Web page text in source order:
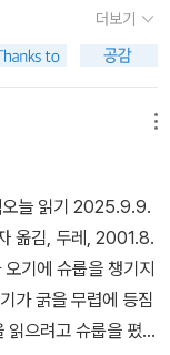
는 늘 또래가 떠넘긴
나처럼 힘없는 아
모둠에 예순 언저리
무실·계단·교장실·
나눠서 맡아야 하는
낮에 적어도 한두 시
열쯤 남으면 두 시간
면 서너 시간 걸리
점검·최종점검) 온
술을 마시며 해롱거
화를 그리기 위해서
부은 목돈(적금)은
냅니다. 서울에 닿
어나는 사랑이 있는
느껴요. 웃음눈물
마음에 깃드는 이야
맑게 솟듯, 우리 스
빛씨앗이라 할 만하
히 추스르며 빛날 수
분히 씨앗 한 톨을 심
즐겁게 누리는구나
람이 모조리 못 알아
거》는 2010년에 한
에 처음으로 손에
이요, 이분이 쓴 책
나왔어요. 눈물이
난 2010년에 세 살인
다. 이윽고 한 해 만
책짐을 꾸리고 풀고
’이 넘칩니다. 이동
안일을 맡는 길에 힘
는 ‘한 해 1000책 읽
더보기
오늘 읽기 2025.9.9.
옮김, 두레, 2001.8.
기에 슈룹을 챙기지
가 굵을 무렵에 등짐
읽으려고 슈룹을 폈